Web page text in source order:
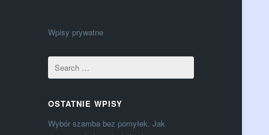
Wpisy prywatne
OSTATNIE WPISY
Wybór szamba bez pomyłek. Jak